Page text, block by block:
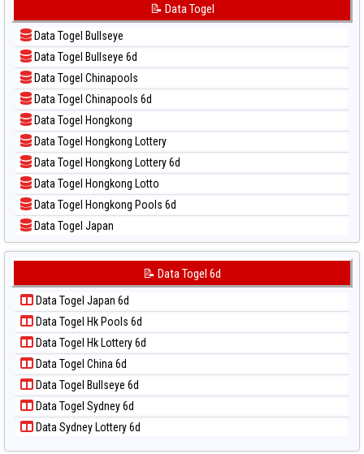
📊 Statistik Sydney Pools 6d
📊 Statistik Taipei
📊 Statistik Taiwan
📝 Pola Dasar Kuda Lari
📝 Pola Dasar Magnum Cambodia
📝 Pola Dasar Nagoya
📝 Pola Dasar North Carolina Day
📝 Pola Dasar Pcso
📝 Pola Dasar Sao Paulo
📝 Pola Dasar Singapore
📝 Pola Dasar Sydney
📝 Pola Dasar Sydney Lottery
📝 Pola Dasar Sydney Lottery 6d
📝 Pola Dasar Sydney Lotto
📝 Pola Dasar Taiwan
📝 Data Togel
Data Togel Bullseye
Data Togel Bullseye 6d
Data Togel Chinapools
Data Togel Chinapools 6d
Data Togel Hongkong
Data Togel Hongkong Lottery
Data Togel Hongkong Lottery 6d
Data Togel Hongkong Lotto
Data Togel Hongkong Pools 6d
Data Togel Japan
Data Togel Japan 6d
Data Togel Kuda Lari
Data Togel Magnum Cambodia
Data Togel Nagoya
Data Togel North Carolina Day
Data Togel Pcso
Data Togel Sao Paulo
Data Togel Singapore
Data Togel Sydney
📝 Data Togel 6d
Data Togel Japan 6d
Data Togel Hk Pools 6d
Data Togel Hk Lottery 6d
Data Togel China 6d
Data Togel Bullseye 6d
Data Togel Sydney 6d
Data Sydney Lottery 6d